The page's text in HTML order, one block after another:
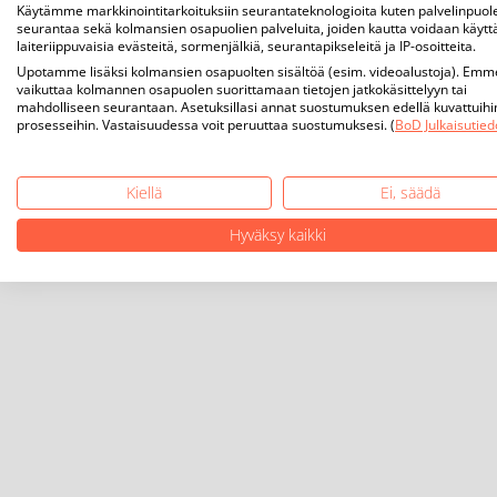
Käytämme markkinointitarkoituksiin seurantateknologioita kuten
seurantaa sekä kolmansien osapuolien palveluita, joiden kautta voidaan
laiteriippuvaisia evästeitä, sormenjälkiä, seurantapikseleitä ja IP-osoitteita.
Upotamme lisäksi kolmansien osapuolten sisältöä (esim. videoalustoja).
vaikuttaa kolmannen osapuolen suorittamaan tietojen jatkokäsittelyyn tai
mahdolliseen seurantaan. Asetuksillasi annat suostumuksen edellä
prosesseihin. Vastaisuudessa voit peruuttaa suostumuksesi. (BoD
Kiellä
Ei, säädä
Hyväksy kaikki